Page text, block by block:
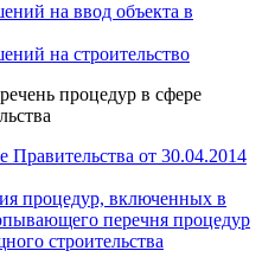
на ввод объекта в
на строительство
процедур в сфере
Правительства от 30.04.2014
процедур, включенных в
перечня процедур
строительства